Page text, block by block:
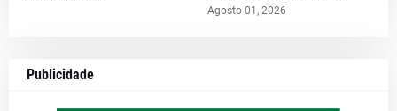
Agosto 01, 2026
Publicidade